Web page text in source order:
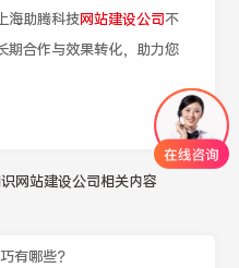
海助腾科技网站建设公司不
期合作与效果转化，助力您
网站建设公司相关内容
有哪些？